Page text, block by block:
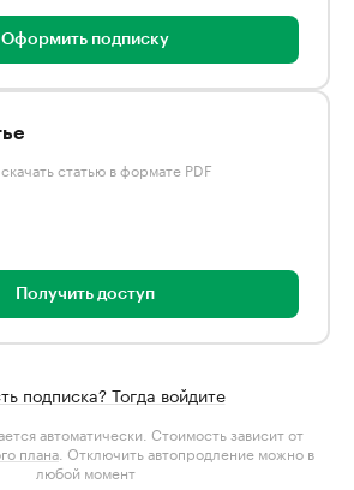
Оформить подписку
статью в формате PDF
Получить доступ
подписка? Тогда войдите
автоматически. Стоимость зависит от
плана . Отключить автопродление можно в
любой момент